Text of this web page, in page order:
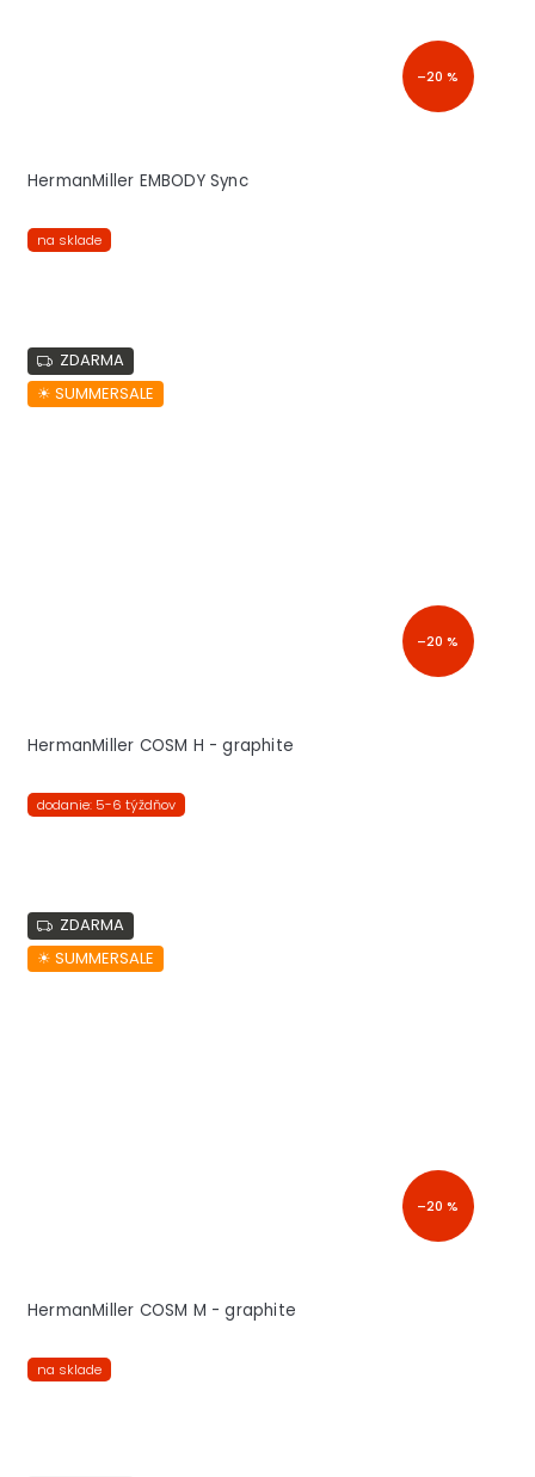
–20 %
HermanMiller EMBODY Sync
na sklade
ZDARMA
☀︎ SUMMERSALE
–20 %
HermanMiller COSM H - graphite
dodanie: 5-6 týždňov
ZDARMA
☀︎ SUMMERSALE
–20 %
HermanMiller COSM M - graphite
na sklade